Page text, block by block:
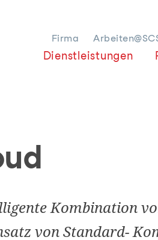
Firma
Dienstleistungen
Kombination
von Standard-